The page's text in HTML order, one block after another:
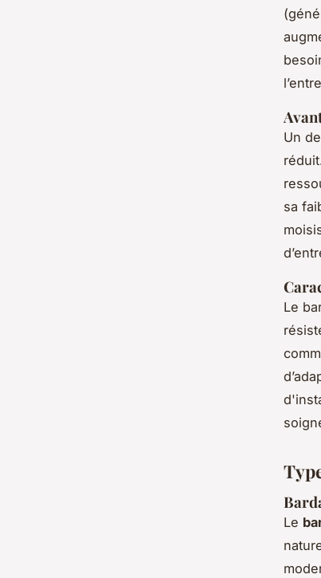
Un
sa
Le
Le